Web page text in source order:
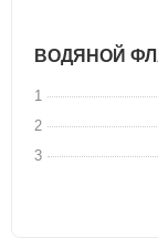
ВОДЯНОЙ
1
2
3